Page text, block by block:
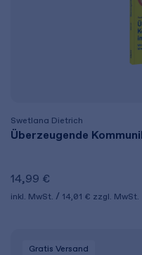
Swetlana Dietrich
Überzeugende
14,99 €
inkl. MwSt. 14,01 € zzgl. MwSt.
Gratis Versand